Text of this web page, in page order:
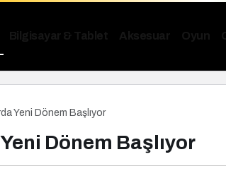
Yeni Dönem Başlıyor
Dönem Başlıyor